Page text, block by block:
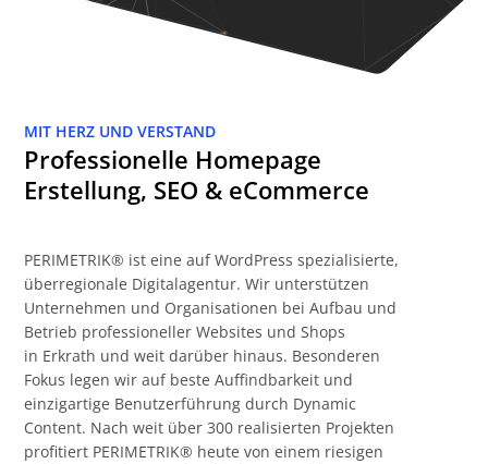
MIT HERZ UND VERSTAND
Professionelle Homepage
Erstellung, SEO & eCommerce
PERIMETRIK® ist eine auf WordPress spezialisierte,
überregionale Digitalagentur. Wir unterstützen
Unternehmen und Organisationen bei Aufbau und
Betrieb professioneller Websites und Shops
in Erkrath und weit darüber hinaus. Besonderen
Fokus legen wir auf beste Auffindbarkeit und
einzigartige Benutzerführung durch Dynamic
Content. Nach weit über 300 realisierten Projekten
profitiert PERIMETRIK® heute von einem riesigen